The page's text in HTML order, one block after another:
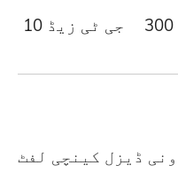
جی ٹی زیڈ 10 300